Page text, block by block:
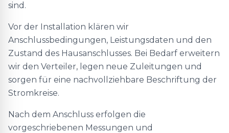
sind.
Vor der Installation klären wir
Anschlussbedingungen, Leistungsdaten und den
Zustand des Hausanschlusses. Bei Bedarf erweitern
wir den Verteiler, legen neue Zuleitungen und
sorgen für eine nachvollziehbare Beschriftung der
Stromkreise.
Nach dem Anschluss erfolgen die
vorgeschriebenen Messungen und